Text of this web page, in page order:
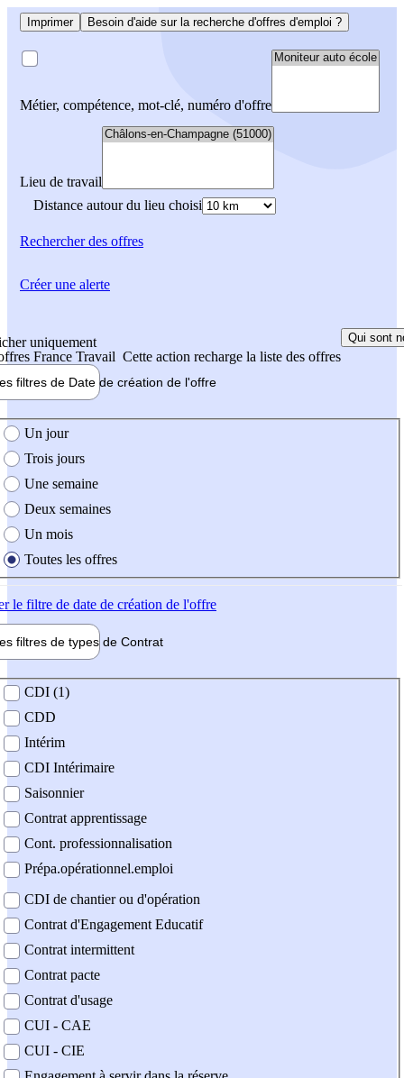
Imprimer Besoin d'aide sur la recherche d'offres d'emploi ?
Métier, compétence, mot-clé, numéro d'offre
Lieu de travail
Distance autour du lieu choisi
Rechercherdes offres
uniquement
France Travail Cette action recharge la liste des offres
Qui sont
filtres de Date de création de l'offre
création de l'offre
Un jour
Trois jours
Une semaine
Deux semaines
Un mois
Toutes les offres
le filtre de date de création de l'offre
filtres de types de Contrat
contrat
CDI (1)
CDD
Intérim
CDI Intérimaire
Saisonnier
Contrat apprentissage
Cont. professionnalisation
Prépa.opérationnel.emploi
CDI de chantier ou d'opération
Contrat d'Engagement Educatif
Contrat intermittent
Contrat pacte
Contrat d'usage
CUI - CAE
CUI - CIE
Créer une alerte